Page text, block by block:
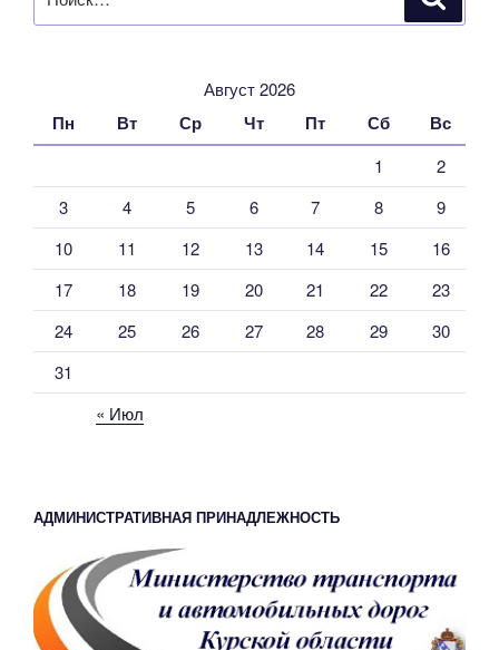
Август 2026
Пн Вт Ср Чт Пт Сб Вс
1
2
3
4 5 6 7 8
9
10
11 12 13 14 15
16
17
18 19 20 21 22
23
24
25 26 27 28 29
30
31
« Июл
АДМИНИСТРАТИВНАЯ ПРИНАДЛЕЖНОСТЬ